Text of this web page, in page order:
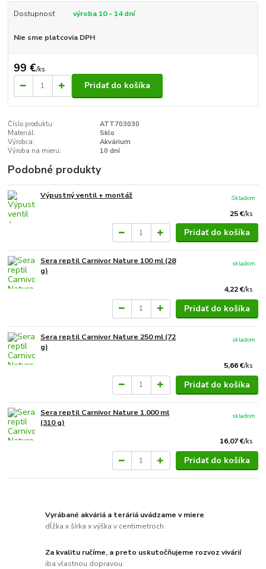
Dostupnosť výroba 10 - 14 dní
Nie sme platcovia DPH
99 €/ks
Pridať do košíka
Číslo produktu:
ATT703030
Materiál:
Sklo
Výrobca:
Akvárium
Výroba na mieru:
10 dní
Podobné produkty
Výpustný ventil + montáž
25 €/ks
Skladom
Pridať do košíka
Sera reptil Carnivor Nature 100 ml (28
g)
4,22 €/ks
skladom
Pridať do košíka
Sera reptil Carnivor Nature 250 ml (72
g)
5,66 €/ks
skladom
Pridať do košíka
Sera reptil Carnivor Nature 1.000 ml
(310 g)
16,07 €/ks
skladom
Pridať do košíka
Vyrábané akváriá a teráriá uvádzame v miere
dĺžka x šírka x výška v centimetroch.
Za kvalitu ručíme, a preto uskutočňujeme rozvoz vivárií
iba vlastnou dopravou.